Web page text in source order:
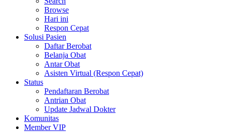
Browse
Hari ini
Respon Cepat
Solusi Pasien
Daftar Berobat
Belanja Obat
Antar Obat
Asisten Virtual (Respon Cepat)
Status
Pendaftaran Berobat
Antrian Obat
Update Jadwal Dokter
Komunitas
Member VIP